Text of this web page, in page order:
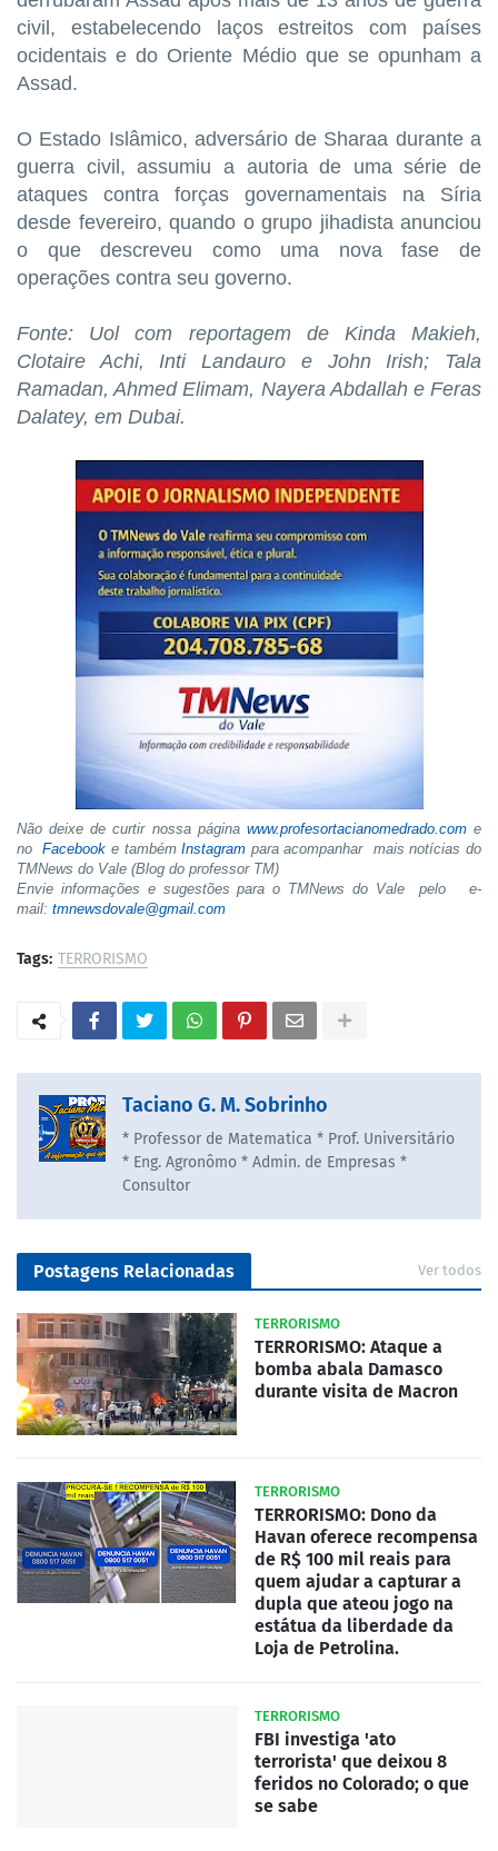
civil, estabelecendo laços estreitos com países
ocidentais e do Oriente Médio que se opunham a
Assad.
O Estado Islâmico, adversário de Sharaa durante a
guerra civil, assumiu a autoria de uma série de
ataques contra forças governamentais na Síria
desde fevereiro, quando o grupo jihadista anunciou
o que descreveu como uma nova fase de
operações contra seu ⁠governo.
Fonte: Uol com reportagem de Kinda Makieh,
Clotaire Achi, Inti Landauro e John Irish; Tala
Ramadan, Ahmed ​Elimam, Nayera Abdallah e Feras
Dalatey, em Dubai.
Não deixe de curtir nossa página www.profesortacianomedrado.come
noFacebook e tambémInstagram para acompanhar mais notícias do
TMNews do Vale (Blog do professor TM)
Envie informações e sugestões para o TMNews do Vale pelo e-
mail: tmnewsdovale@gmail.com
Tags: TERRORISMO
Taciano G. M. Sobrinho
* Professor de Matematica * Prof. Universitário
* Eng. Agronômo * Admin. de Empresas *
Consultor
Postagens Relacionadas Ver todos
TERRORISMO
TERRORISMO: Ataque a
bomba abala Damasco
durante visita de Macron
TERRORISMO
TERRORISMO: Dono da
Havan oferece recompensa
de R$ 100 mil reais para
quem ajudar a capturar a
dupla que ateou jogo na
estátua da liberdade da
Loja de Petrolina.
TERRORISMO
FBI investiga 'ato
terrorista' que deixou 8
feridos no Colorado; o que
se sabe